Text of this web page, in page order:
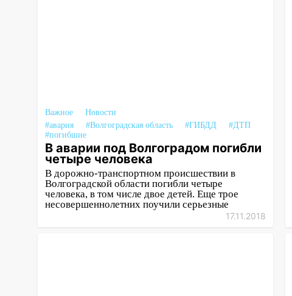
в Ульяновске
15:15
ограбил: новый кавалер
женщины оказался
рецидивистом
14:26 В Ульяновске ограничат
движение по улице Ефремова
Важное
Новости
#авария
#Волгоградская область #ГИБДД
#ДТП
#погибшие
В аварии под Волгоградом погибли
четыре человека
В дорожно-транспортном происшествии в
Волгоградской области погибли четыре
человека, в том числе двое детей. Еще трое
несовершеннолетних поучили серьезные
17.11.2018